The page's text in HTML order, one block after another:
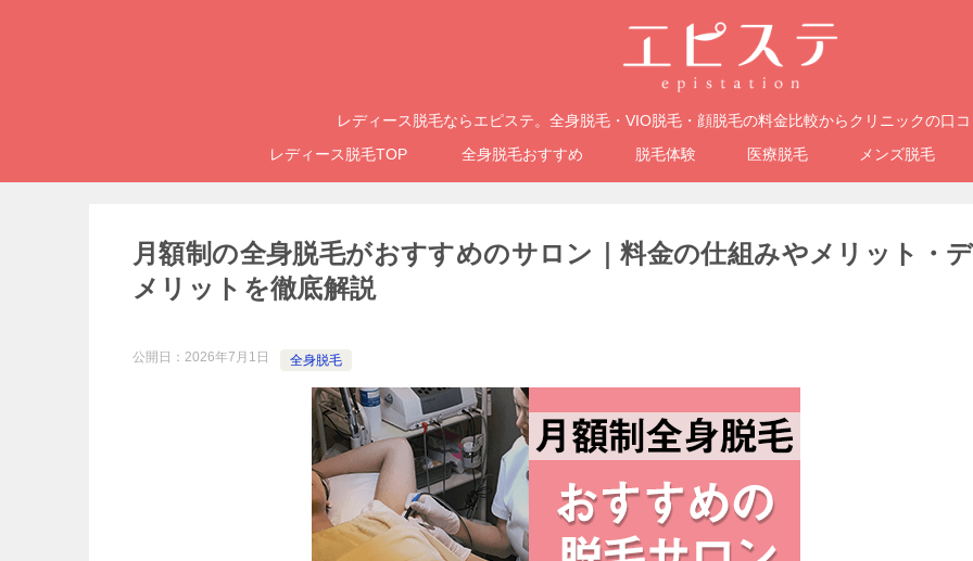
レディース脱毛ならエピステ。全身脱毛・VIO脱毛・顔脱毛の料金比較からクリニックの口
レディース脱毛TOP
全身脱毛おすすめ 脱毛体験 医療脱毛 メンズ脱毛
月額制の全身脱毛がおすすめのサロン｜料金の仕組みやメリット・デ
メリットを徹底解説
公開日： 2026年7月1日 全身脱毛